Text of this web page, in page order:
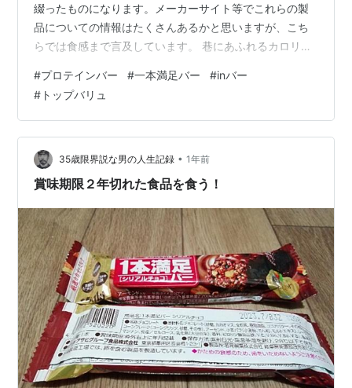
綴ったものになります。メーカーサイト等でこれらの製
品についての情報はたくさんあるかと思いますが、こち
らでは食感まで言及しています。 巷にあふれるカロリー
食品（お菓子等）。私も良く食べる方ですが、今回は下
記3種類の食べ比べをしました。 いずれもパッケージが
似通った赤とシルバーで、いずれもたんぱく質が15ℊ、そ
していずれもチョコ味のものになります。 目次 プロテイ
ンバー 類似3種食べ比べ １．一本満足バー プロテイン チ
ョコ ２．トップバリュ …
#プロテインバー #一本満足バー #inバー
# トップバリュ
35歳限界説な男の人生記録 • 1年前
賞味期限２年切れた食品を食う！